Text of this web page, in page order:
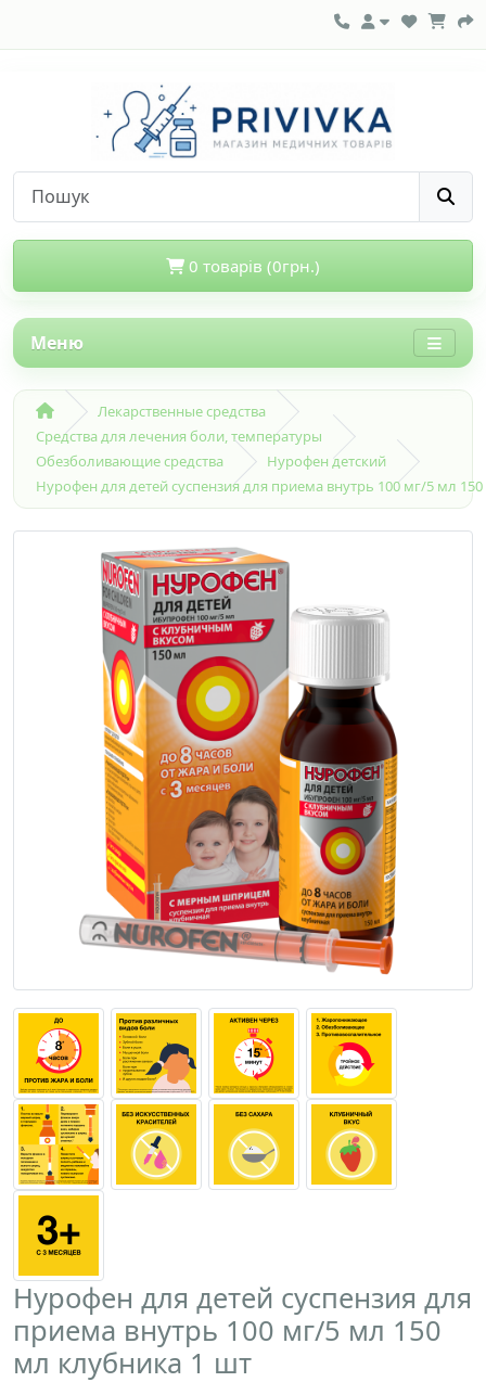
0 товарів (0грн.)
Меню
Лекарственные средства
Средства для лечения боли, температуры
Обезболивающие средства
Нурофен детский
Нурофен для детей суспензия для приема внутрь 100 мг/5 мл
Нурофен для детей суспензия для
приема внутрь 100 мг/5 мл 150
мл клубника 1 шт